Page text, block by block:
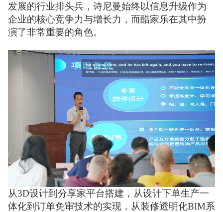
发展的行业排头兵，诗尼曼始终以信息升级作为
企业的核心竞争力与增长力，而酷家乐在其中扮
演了非常重要的角色。
从3D设计到分享家平台搭建，从设计下单生产一
体化到订单免审技术的实现，从装修透明化BIM系